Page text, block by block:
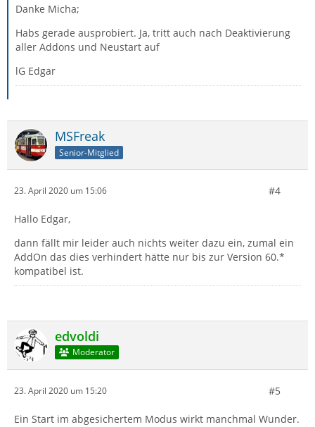
Danke Micha;
Habs gerade ausprobiert. Ja, tritt auch nach Deaktivierung
aller Addons und Neustart auf
lG Edgar
MSFreak
Senior-Mitglied
23. April 2020 um 15:06 #4
Hallo Edgar,
dann fällt mir leider auch nichts weiter dazu ein, zumal ein
AddOn das dies verhindert hätte nur bis zur Version 60.*
kompatibel ist.
edvoldi
Moderator
23. April 2020 um 15:20 #5
Ein Start im abgesichertem Modus wirkt manchmal Wunder.